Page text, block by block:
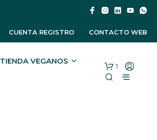
CUENTA REGISTRO CONTACTO WEB
TIENDA VEGANOS
1